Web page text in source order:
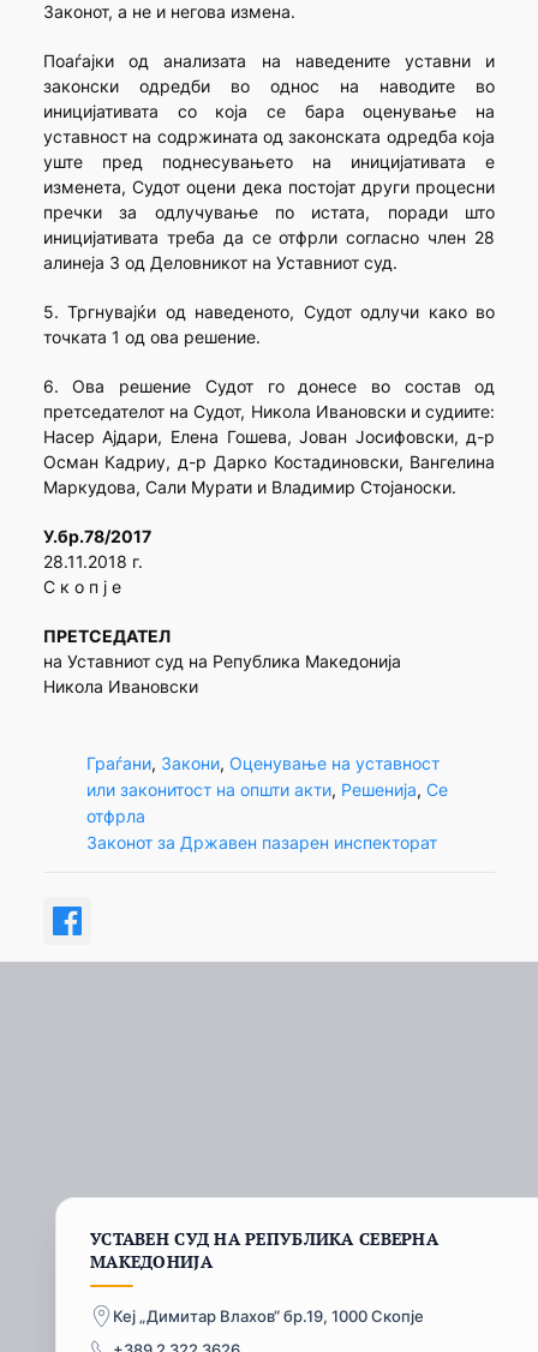
Законот, а не и негова измена.
Поаѓајки од анализата на наведените уставни и
законски одредби во однос на наводите во
иницијативата со која се бара оценување на
уставност на содржината од законската одредба која
уште пред поднесувањето на иницијативата е
изменета, Судот оцени дека постојат други процесни
пречки за одлучување по истата, поради што
иницијативата треба да се отфрли согласно член 28
алинеја 3 од Деловникот на Уставниот суд.
5. Тргнувајќи од наведеното, Судот одлучи како во
точката 1 од ова решение.
6. Ова решение Судот го донесе во состав од
претседателот на Судот, Никола Ивановски и судиите:
Насер Ајдари, Елена Гошева, Јован Јосифовски, д-р
Осман Кадриу, д-р Дарко Костадиновски, Вангелина
Маркудова, Сали Мурати и Владимир Стојаноски.
У.бр.78/2017
28.11.2018 г.
С к о п ј е
ПРЕТСЕДАТЕЛ
на Уставниот суд на Република Македонија
Никола Ивановски
Граѓани, Закони, Оценување на уставност
или законитост на општи акти, Решенија, Се
отфрла
Законот за Државен пазарен инспекторат
УСТАВЕН СУД НА РЕПУБЛИКА СЕВЕРНА
МАКЕДОНИЈА
Кеј „Димитар Влахов“ бр.19, 1000 Скопје